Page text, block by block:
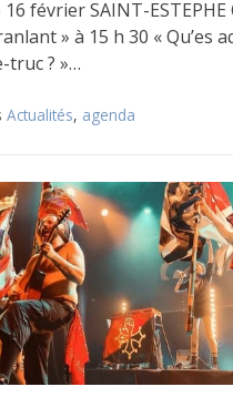
février SAINT-
» à 15 h 30 « Qu’es
truc ? »…
Actualités, agenda